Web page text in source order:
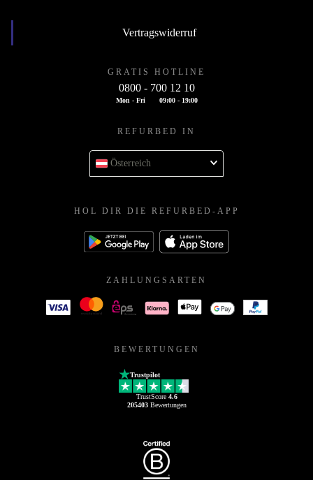
Vertragswiderruf
GRATIS HOTLINE
0800 - 700 12 10
Mon - Fri 09:00 - 19:00
REFURBED IN
Österreich
HOL DIR DIE REFURBED-APP
ZAHLUNGSARTEN
BEWERTUNGEN
Trustpilot
TrustScore 4.6
205403Bewertungen